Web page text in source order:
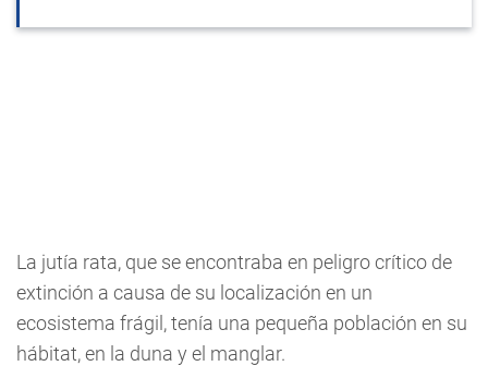
La jutía rata, que se encontraba en peligro crítico de
extinción a causa de su localización en un
ecosistema frágil, tenía una pequeña población en su
hábitat, en la duna y el manglar.